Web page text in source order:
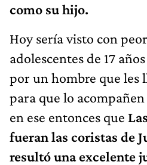
como su hijo.
Hoy sería visto con
adolescentes de 17
por un hombre que les
para que lo
en ese entonces que
fueran las coristas de
resultó una excelente